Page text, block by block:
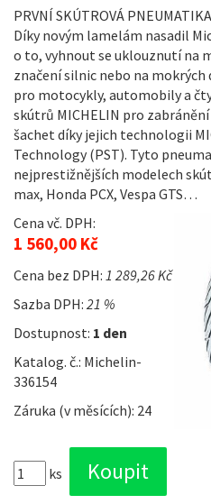
PRVNÍ SKÚTROVÁ
Díky novým lamelám nasadil
o to, vyhnout se uklouznutí na
značení silnic nebo na
pro motocykly, automobily a
skútrů MICHELIN pro
šachet díky jejich technologii
Technology (PST). Tyto
nejprestižnějších modelech
max, Honda PCX, Vespa GTS…
Cena vč. DPH:
1 560,00 Kč
Cena bez DPH: 1 289,26 Kč
Sazba DPH: 21 %
Dostupnost: 1 den
Katalog. č.: Michelin-
336154
Záruka (v měsících): 24
ks